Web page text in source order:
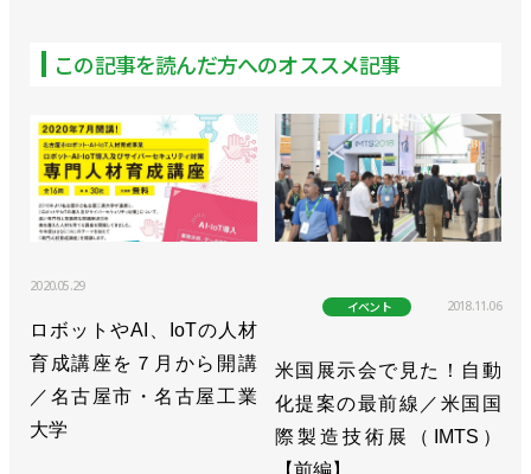
>>[活躍するロボジョvol.23]品質評価で性能向上に貢
>>物流業界向けの内覧会でデバンニングロボをPR
／川崎重工業
>>大型汎用ロボット「MXPシリーズ」を発売、動作
>>物流分野向けにデパレタイズの自動化ソリューシ
ョンを発売／川崎重工業
>>[国際ロボット展 特別リポートvol.8]物流業務向け
に注力／川崎重工業
この記事を読んだ方へのオススメ記事
2020.05.29
ロボットやAI、IoTの人材
育成講座を７月から開講
／名古屋市・名古屋工業
大学
イベント 2018.11.06
米国展示会で見た！自動
化提案の最前線／米国国
際製造技術展（IMTS）
【前編】